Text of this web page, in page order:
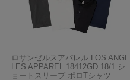
ロサンゼルスアパレル LOS ANGE
LES APPAREL 18412GD 18/1 シ
ョートスリーブ ポロTシャツ